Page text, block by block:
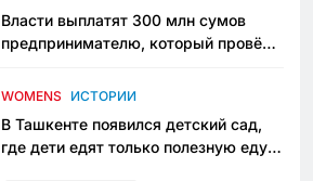
Власти выплатят 300 млн сумов
предпринимателю, который провёл
приговору
WOMENS ИСТОРИИ
В Ташкенте появился детский сад,
где дети едят только полезную еду.